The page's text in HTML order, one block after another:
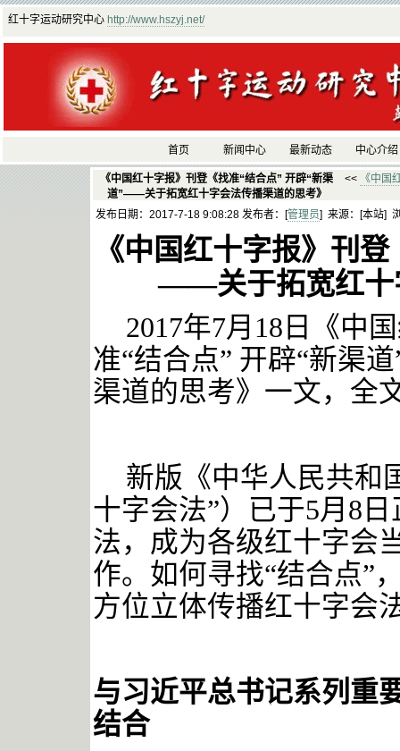
红十字运动研究中心 http://www.hszyj.net/
首页 新闻中心 最新动态 中心介绍
《中国红十字报》刊登《找准“结合点” 开辟“新渠
道”——关于拓宽红十字会法传播渠道的思考》
<< 《中国
发布日期：2017-7-18 9:08:28 发布者：[管理员] 来源：[本站]
《中国红十字报》刊
——关于拓宽红十
2017年7月 18 日《中
准“结合点” 开辟“新渠
渠道的思考》一文，全
新版《中华人民共和
十字会法”）已于5月8
法，成为各级红十字会
作。如何寻找“结合点”
方位立体传播红十字会
与习近平总书记系列重
结合